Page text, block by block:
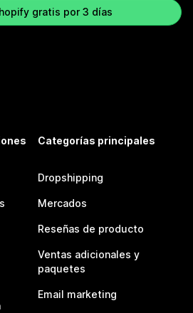
gratis por 3 días
Categorías principales
Dropshipping
Mercados
Reseñas de producto
Ventas adicionales y
paquetes
Email marketing